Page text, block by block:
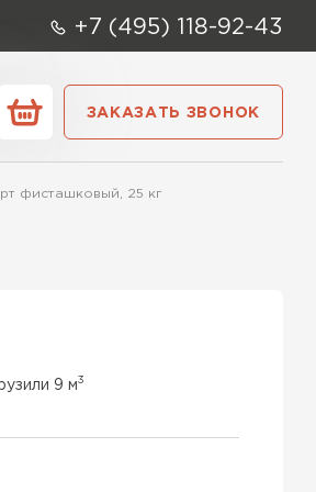
+7 (495) 118-92-43
Ширина,
250 мм
300 мм
ЗАКАЗАТЬ ЗВОНОК
фисташковый, 25 кг
9 м3